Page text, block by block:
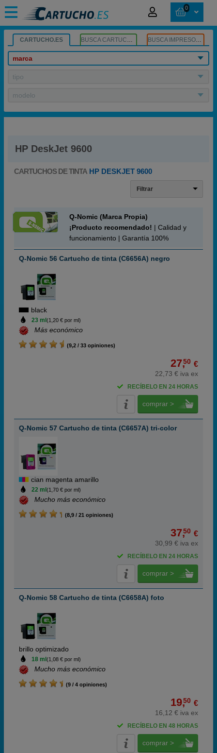
0
CARTUCHO.ES BUSCA CARTUCHOS BUSCA IMPRESORA
marca
tipo
modelo
HP DeskJet 9600
CARTUCHOS DE TINTA HP DESKJET 9600
Filtrar
Q-Nomic (Marca Propia)
¡Producto recomendado! | Calidad y
funcionamiento | Garantía 100%
Q-Nomic 56 Cartucho de tinta (C6656A) negro
black
23 ml (1,20 € por ml)
Más económico
(9,2 / 33 opiniones)
27,50 €
22,73 € iva ex
RECÍBELO EN 24 HORAS
comprar >
Q-Nomic 57 Cartucho de tinta (C6657A) tri-color
cian magenta amarillo
22 ml (1,70 € por ml)
Mucho más económico
(8,9 / 21 opiniones)
37,50 €
30,99 € iva ex
RECÍBELO EN 24 HORAS
comprar >
Q-Nomic 58 Cartucho de tinta (C6658A) foto
brillo optimizado
18 ml (1,08 € por ml)
Mucho más económico
(9 / 4 opiniones)
19,50 €
16,12 € iva ex
RECÍBELO EN 48 HORAS
comprar >